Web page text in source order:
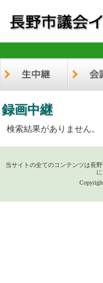
録画中継
検索結果がありません。
当サイトの全てのコンテンツは長